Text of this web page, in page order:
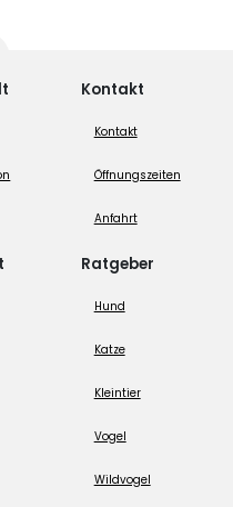
Kontakt
Kontakt
Öffnungszeiten
Anfahrt
Ratgeber
Hund
Katze
Kleintier
Vogel
Wildvogel